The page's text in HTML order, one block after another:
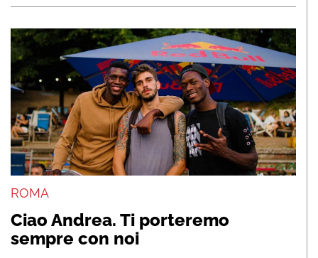
ROMA
Ciao Andrea. Ti porteremo
sempre con noi